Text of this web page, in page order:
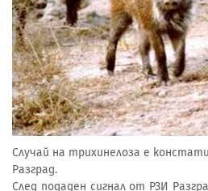
Случай на трихинелоза е
Разград.
След подаден сигнал от РЗИ